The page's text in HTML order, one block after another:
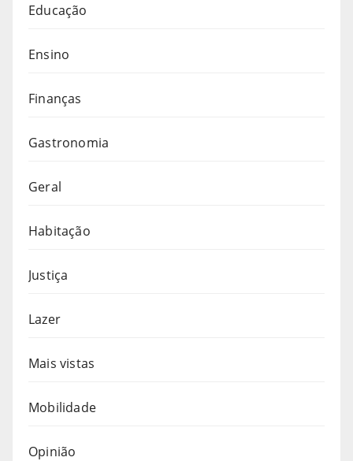
Educação
Ensino
Finanças
Gastronomia
Geral
Habitação
Justiça
Lazer
Mais vistas
Mobilidade
Opinião